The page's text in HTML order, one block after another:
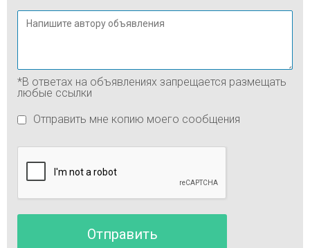
*В ответах на объявлениях запрещается размещать
любые ссылки
Отправить мне копию моего сообщения